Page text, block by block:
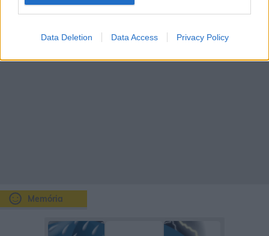
Data Deletion Data Access Privacy Policy
Memória